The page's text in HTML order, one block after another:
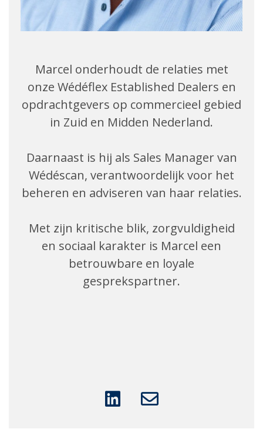
Marcel onderhoudt de relaties met
onze Wédéflex Established Dealers en
opdrachtgevers op commercieel gebied
in Zuid en Midden Nederland.
Daarnaast is hij als Sales Manager van
Wédéscan, verantwoordelijk voor het
beheren en adviseren van haar relaties.
Met zijn kritische blik, zorgvuldigheid
en sociaal karakter is Marcel een
betrouwbare en loyale
gesprekspartner.